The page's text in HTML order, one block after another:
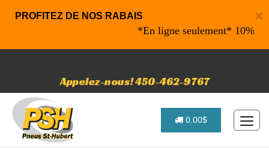
×
PROFITEZ DE NOS RABAIS
*En ligne seulement* 10% de
Appelez-nous! 450-462-9767
0.00$